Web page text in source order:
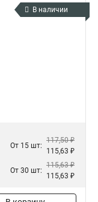
В наличии
От 15 шт:
117,50 ₽
115,63 ₽
От 30 шт:
115,63 ₽
115,63 ₽